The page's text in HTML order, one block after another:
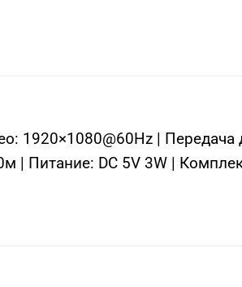
1920×1080@60Hz |
| Питание: DC 5V 3W |